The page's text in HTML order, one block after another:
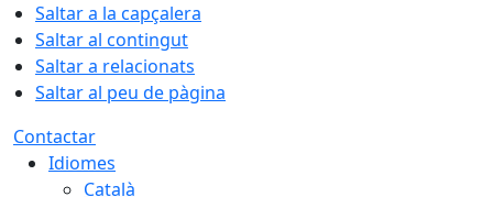
Saltar a la capçalera
Saltar al contingut
Saltar a relacionats
Saltar al peu de pàgina
Contactar
Idiomes
Català